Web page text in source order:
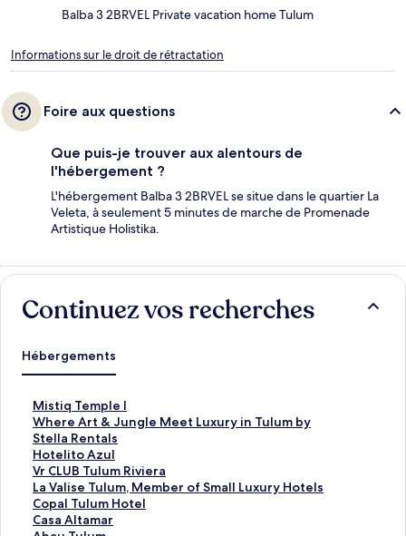
Balba 3 2BRVEL Private vacation home Tulum
Informations sur le droit de rétractation
Foire aux questions
Que puis-je trouver aux alentours de
l'hébergement ?
L'hébergement Balba 3 2BRVEL se situe dans le quartier La
Veleta, à seulement 5 minutes de marche de Promenade
Artistique Holistika.
Continuez vos recherches
Hébergements
Mistiq Temple I
L
i
e
n
o
u
v
r
Where Art & Jungle Meet Luxury in Tulum by
Stella Rentals
L
i
e
n
o
u
v
Hotelito Azul
L
i
e
n
o
Vr CLUB Tulum Riviera
L
i
e
n
La Valise Tulum, Member of Small Luxury Hotels
L
i
e
Copal Tulum Hotel
L
iCasa Altamar
L